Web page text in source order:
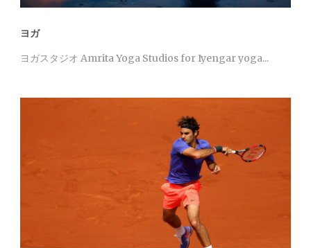
ヨガ
ヨガスタジオ Amrita Yoga Studios for Iyengar yoga...